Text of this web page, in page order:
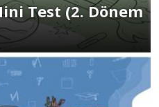
Test (2. Dönem